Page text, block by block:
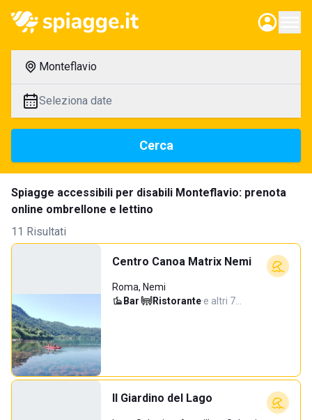
Monteflavio
Seleziona date
Cerca
Spiagge accessibili per disabili Monteflavio: prenota
online ombrellone e lettino
11 Risultati
Centro Canoa Matrix Nemi
Roma, Nemi
Bar· Ristorante·e altri 7…
Il Giardino del Lago